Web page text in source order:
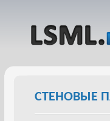
СТЕНОВЫЕ